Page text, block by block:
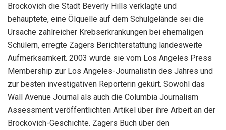
Brockovich die Stadt Beverly Hills verklagte und
behauptete, eine Ölquelle auf dem Schulgelände sei die
Ursache zahlreicher Krebserkrankungen bei ehemaligen
Schülern, erregte Zagers Berichterstattung landesweite
Aufmerksamkeit. 2003 wurde sie vom Los Angeles Press
Membership zur Los Angeles-Journalistin des Jahres und
zur besten investigativen Reporterin gekürt. Sowohl das
Wall Avenue Journal als auch die Columbia Journalism
Assessment veröffentlichten Artikel über ihre Arbeit an der
Brockovich-Geschichte. Zagers Buch über den